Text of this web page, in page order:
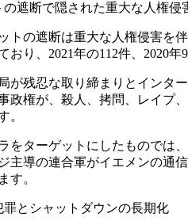
の遮断で隠された重大な人権侵
トの遮断は重大な人権侵害を
おり、2021年の112件、2020
が残忍な取り締まりとインタ
政権が、殺人、拷問、レイプ
。
をターゲットにしたものでは
主導の連合軍がイエメンの通
す。
とシャットダウンの長期化